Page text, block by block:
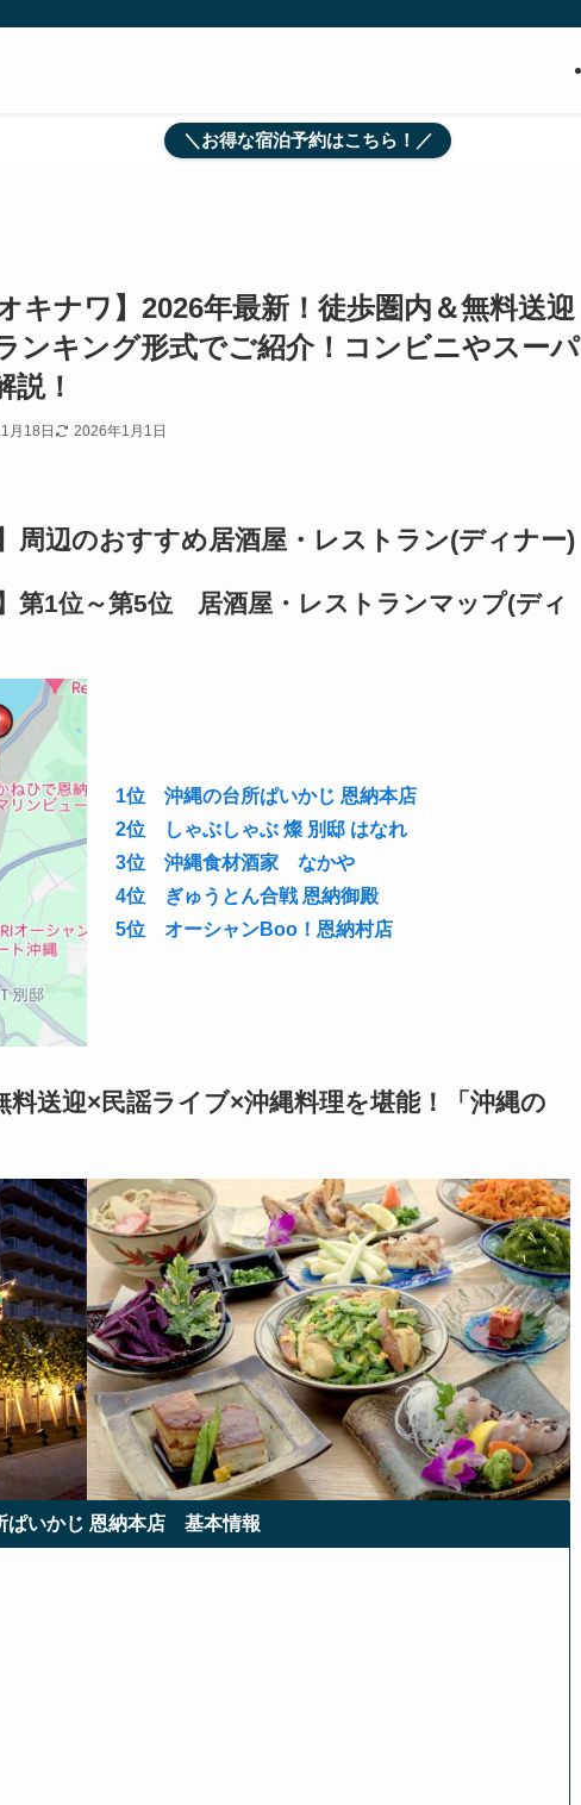
＼お得な宿泊予約はこちら！／
キナワ】2026年最新！徒歩圏内＆無料送迎
ンキング形式でご紹介！コンビニやスーパ
説！
月18日 2026年1月1日
周辺のおすすめ居酒屋・レストラン(ディナー)
第1位～第5位 居酒屋・レストランマップ(ディ
1位 沖縄の台所ぱいかじ 恩納本店
2位 しゃぶしゃぶ 燦 別邸 はなれ
3位 沖縄食材酒家 なかや
4位 ぎゅうとん合戦 恩納御殿
5位 オーシャンBoo！恩納村店
送迎×民謡ライブ×沖縄料理を堪能！「 沖縄の
ぱいかじ 恩納本店 基本情報